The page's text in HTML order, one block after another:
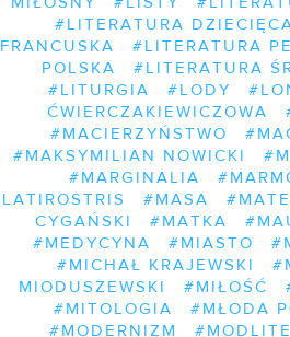
#LITERATURA
FRANCUSKA
#LITERATURA
POLSKA
#LITERATURA
#LITURGIA
#LODY
ĆWIERCZAKIEWICZOWA
#MACIERZYŃSTWO
#MAKSYMILIAN NOWICKI
#MARGINALIA
LATIROSTRIS
#MASA
CYGAŃSKI
#MATKA
#MEDYCYNA
#MIASTO
#MICHAŁ KRAJEWSKI
MIODUSZEWSKI
#MIŁOŚĆ
#MITOLOGIA
#MŁODA
#MODERNIZM